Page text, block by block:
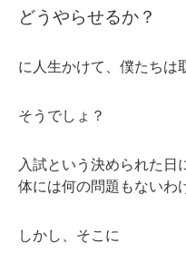
どうやらせるか？
に人生かけて、僕たちは
そうでしょ？
入試という決められた日
体には何の問題もないわ
しかし、そこに